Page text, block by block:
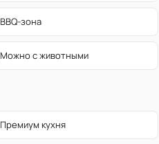
BBQ-зона
Можно с животными
Премиум кухня